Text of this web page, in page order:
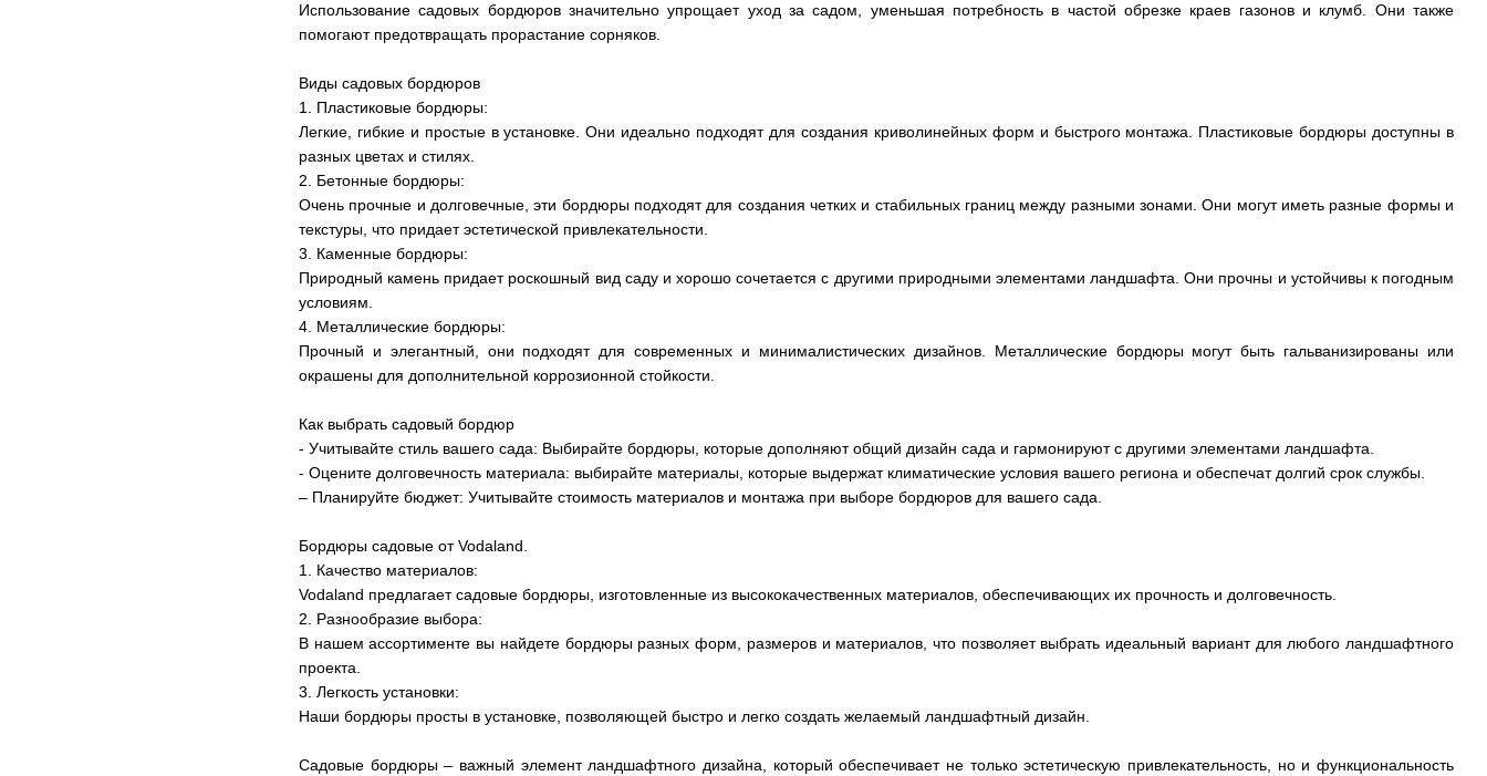
Использование садовых бордюров значительно упрощает уход за садом, уменьшая потребность в частой обрезке краев газонов и клумб. Они также
помогают предотвращать прорастание сорняков.
Виды садовых бордюров
1. Пластиковые бордюры:
Легкие, гибкие и простые в установке. Они идеально подходят для создания криволинейных форм и быстрого монтажа. Пластиковые бордюры доступны в
разных цветах и ​​стилях.
2. Бетонные бордюры:
Очень прочные и долговечные, эти бордюры подходят для создания четких и стабильных границ между разными зонами. Они могут иметь разные формы и
текстуры, что придает эстетической привлекательности.
3. Каменные бордюры:
Природный камень придает роскошный вид саду и хорошо сочетается с другими природными элементами ландшафта. Они прочны и устойчивы к погодным
условиям.
4. Металлические бордюры:
Прочный и элегантный, они подходят для современных и минималистических дизайнов. Металлические бордюры могут быть гальванизированы или
окрашены для дополнительной коррозионной стойкости.
Как выбрать садовый бордюр
- Учитывайте стиль вашего сада: Выбирайте бордюры, которые дополняют общий дизайн сада и гармонируют с другими элементами ландшафта.
- Оцените долговечность материала: выбирайте материалы, которые выдержат климатические условия вашего региона и обеспечат долгий срок службы.
– Планируйте бюджет: Учитывайте стоимость материалов и монтажа при выборе бордюров для вашего сада.
Бордюры садовые от Vodaland.
1. Качество материалов:
Vodaland предлагает садовые бордюры, изготовленные из высококачественных материалов, обеспечивающих их прочность и долговечность.
2. Разнообразие выбора:
В нашем ассортименте вы найдете бордюры разных форм, размеров и материалов, что позволяет выбрать идеальный вариант для любого ландшафтного
проекта.
3. Легкость установки:
Наши бордюры просты в установке, позволяющей быстро и легко создать желаемый ландшафтный дизайн.
Садовые бордюры – важный элемент ландшафтного дизайна, который обеспечивает не только эстетическую привлекательность, но и функциональность